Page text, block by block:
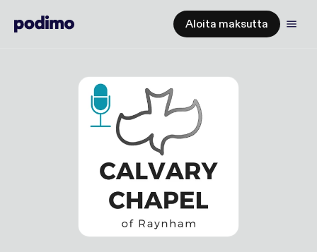
Aloita maksutta